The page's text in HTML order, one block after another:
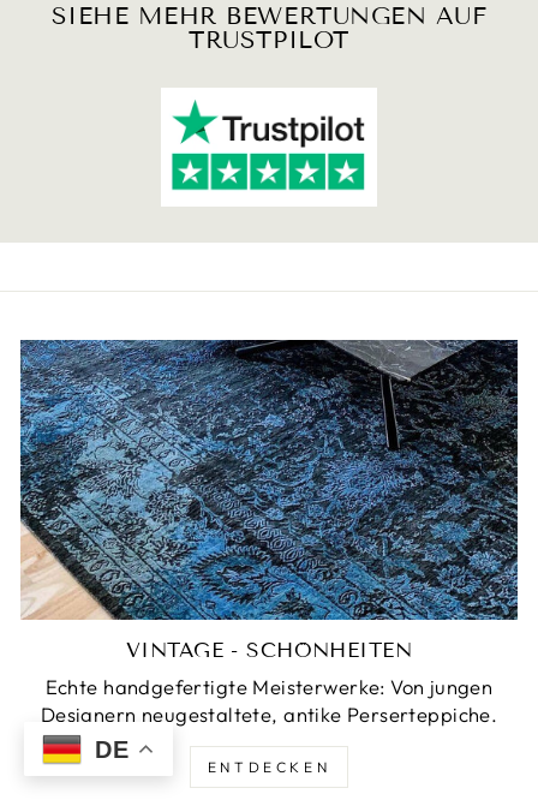
SIEHE MEHR BEWERTUNGEN AUF
TRUSTPILOT
VINTAGE - SCHÖNHEITEN
Echte handgefertigte Meisterwerke: Von jungen
Designern neugestaltete, antike Perserteppiche.
ENTDECKEN
DE